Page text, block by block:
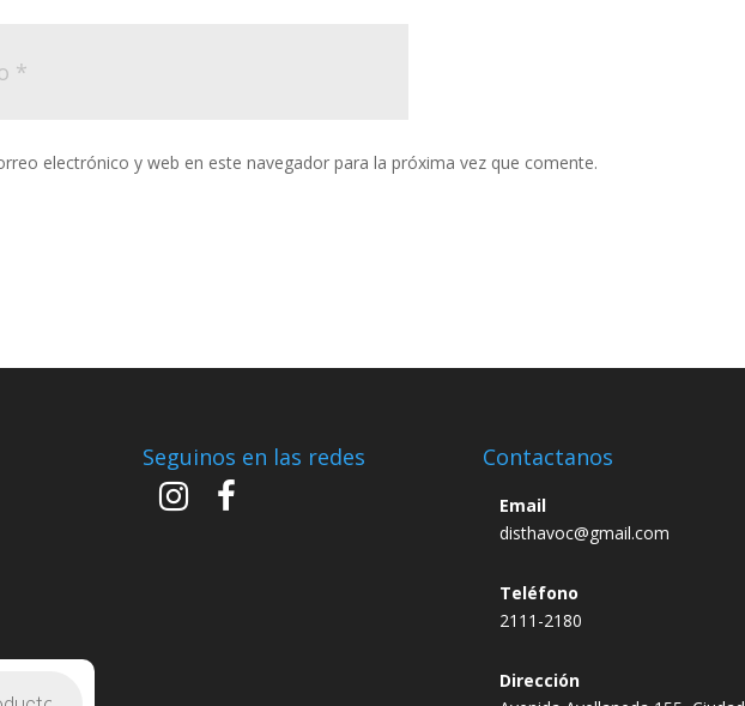
electrónico y web en este navegador para la próxima vez que comente.
Seguinos en las redes Contactanos
Email
disthavoc@gmail.com
Teléfono
2111-2180
Dirección